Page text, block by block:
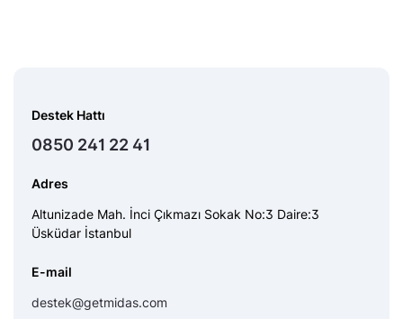
Destek Hattı
0850 241 22 41
Adres
Altunizade Mah. İnci Çıkmazı Sokak No:3 Daire:3
Üsküdar İstanbul
E-mail
destek@getmidas.com